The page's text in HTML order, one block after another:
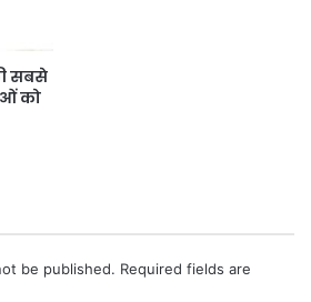
सबसे
को
be published. Required fields are